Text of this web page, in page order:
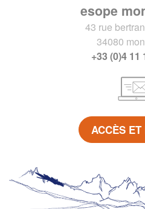
esope
43 rue
34080
+33 (0)4 11
ACCÈS